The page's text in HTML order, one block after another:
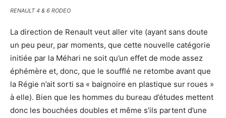
RENAULT 4 & 6 RODEO
La direction de Renault veut aller vite (ayant sans doute
un peu peur, par moments, que cette nouvelle catégorie
initiée par la Méhari ne soit qu’un effet de mode assez
éphémère et, donc, que le soufflé ne retombe avant que
la Régie n’ait sorti sa « baignoire en plastique sur roues »
à elle). Bien que les hommes du bureau d’études mettent
donc les bouchées doubles et même s’ils partent d’une